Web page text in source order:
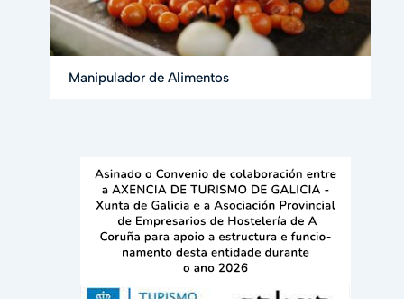
Manipulador de Alimentos